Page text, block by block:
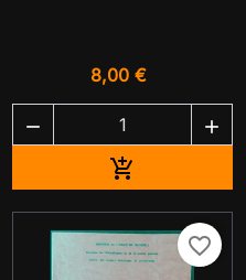
8,00 €
 

favorite_border